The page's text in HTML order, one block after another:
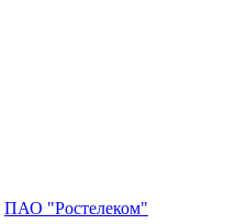
ПАО "Ростелеком"